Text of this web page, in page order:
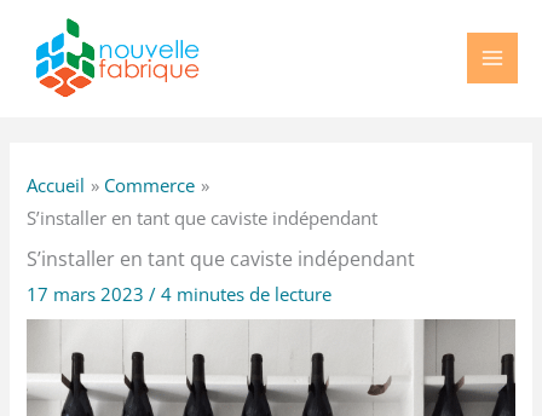
contenu
Accueil
Commerce
S’installer en tant que caviste indépendant
S’installer en tant que caviste indépendant
17 mars 2023/4 minutes de lecture